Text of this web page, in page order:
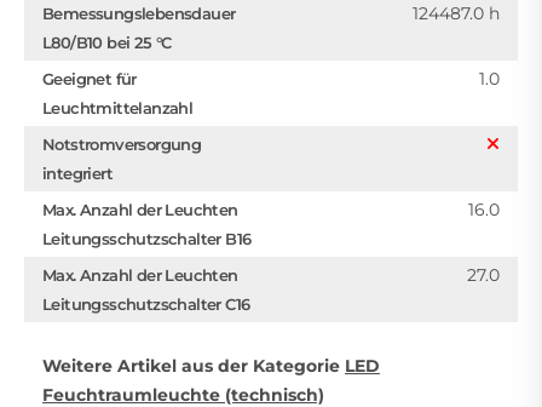
Bemessungslebensdauer
L80/B10 bei 25 °C
124487.0 h
Geeignet für
Leuchtmittelanzahl
1.0
Notstromversorgung
integriert
Max. Anzahl der Leuchten
Leitungsschutzschalter B16
16.0
Max. Anzahl der Leuchten
Leitungsschutzschalter C16
27.0
Weitere Artikel aus der Kategorie LED
Feuchtraumleuchte (technisch)